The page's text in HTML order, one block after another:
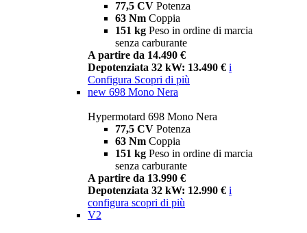
77,5 CV Potenza
63 Nm Coppia
151 kg Peso in ordine di marcia
senza carburante
A partire da 14.490 €
Depotenziata 32 kW: 13.490 € i
Configura Scopri di più
new 698 Mono Nera
Hypermotard 698 Mono Nera
77,5 CV Potenza
63 Nm Coppia
151 kg Peso in ordine di marcia
senza carburante
A partire da 13.990 €
Depotenziata 32 kW: 12.990 € i
configura scopri di più
V2